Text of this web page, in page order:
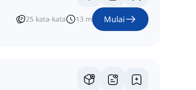
25 kata-kata 13 m Mulai